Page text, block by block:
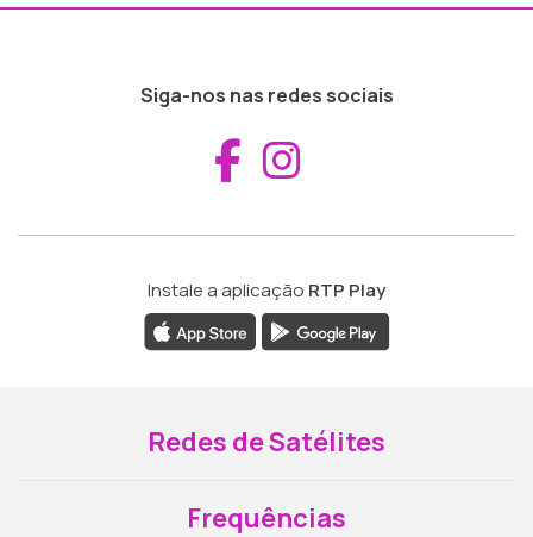
Siga-nos nas redes sociais
Aceder ao
Instale a aplicação RTP Play
Redes de Satélites
Frequências